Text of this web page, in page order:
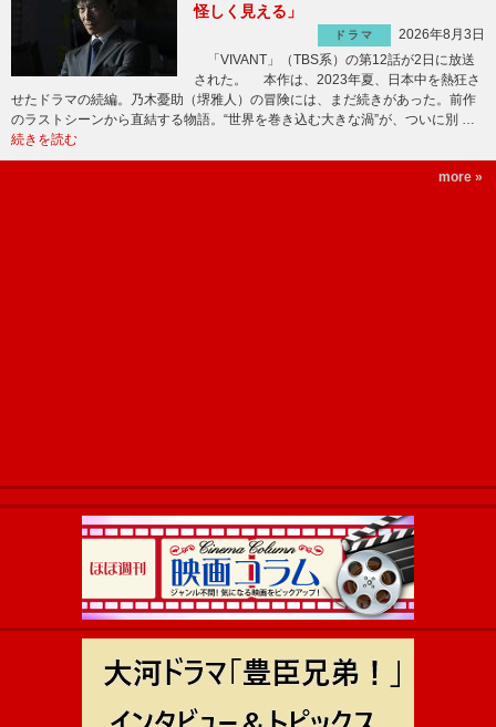
怪しく見える」
ドラマ
2026年8月3日
「VIVANT」（TBS系）の第12話が2日に放送
された。 本作は、2023年夏、日本中を熱狂さ
せたドラマの続編。乃木憂助（堺雅人）の冒険には、まだ続きがあった。前作
のラストシーンから直結する物語。“世界を巻き込む大きな渦”が、ついに別 …
続きを読む
more »